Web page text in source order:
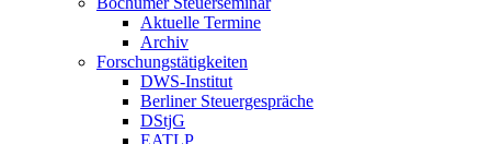
Aktuelle Termine
Archiv
Forschungstätigkeiten
DWS-Institut
Berliner Steuergespräche
DStjG
EATLP